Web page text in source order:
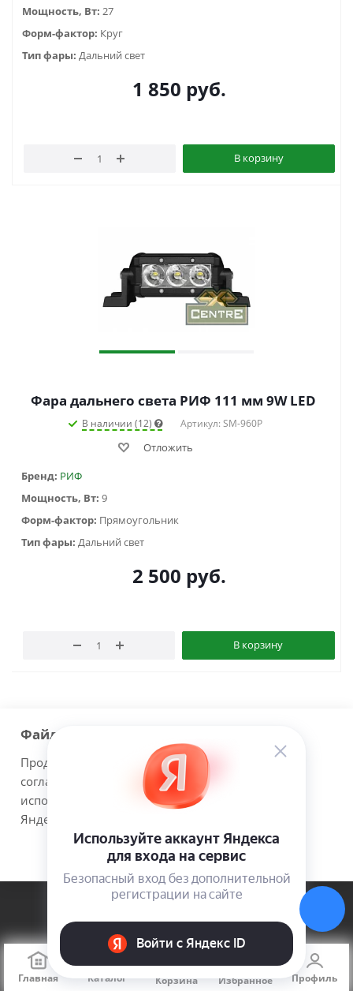
Главная Каталог Корзина Избранное Профиль
Мощность, Вт: 27
Форм-фактор: Круг
Тип фары: Дальний свет
1 850 руб.
В корзину
Фара дальнего света РИФ 111 мм 9W LED
В наличии (12) Артикул: SM-960P
Отложить
Бренд: РИФ
Мощность, Вт: 9
Форм-фактор: Прямоугольник
Тип фары: Дальний свет
2 500 руб.
В корзину
2 3
О компании
Новости
Политика
Файлы cookie
Продолжая использовать наш сайт Вы даете
согласие на обработку файлов cookie и
использовании сервисов веб-аналитики
Яндекс.Метрика.
Принимаю Подробнее